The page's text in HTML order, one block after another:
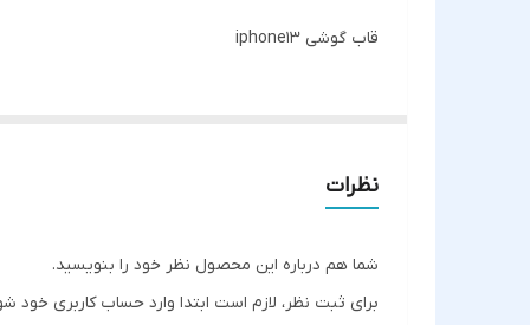
قاب گوشی iphone13
نظرات
شما هم درباره این محصول نظر خود را بنویسید.
برای ثبت نظر، لازم است ابتدا وارد حساب کاربری خود